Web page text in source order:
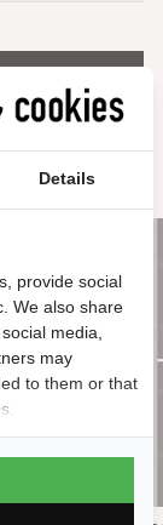
Details
provide social
We also share
media,
may
to them or that